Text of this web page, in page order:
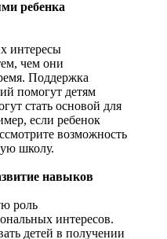
ребенка
интересы
чем они
Поддержка
помогут детям
стать основой для
если ребенок
возможность
школу.
навыков
роль
интересов.
детей в получении